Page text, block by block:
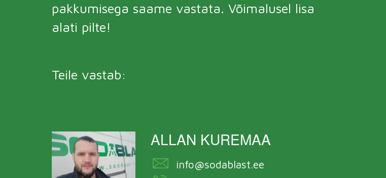
pakkumisega saame vastata. Võimalusel lisa
alati pilte!
Teile vastab:
ALLAN KUREMAA
info@sodablast.ee